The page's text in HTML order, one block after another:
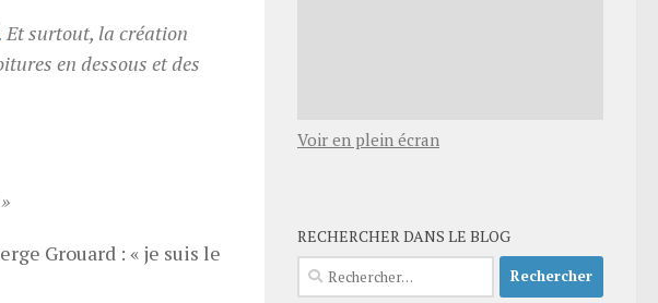
Et surtout, la création
en dessous et des
Grouard : « je suis le
Voir en plein écran
RECHERCHER DANS LE BLOG
Rechercher :